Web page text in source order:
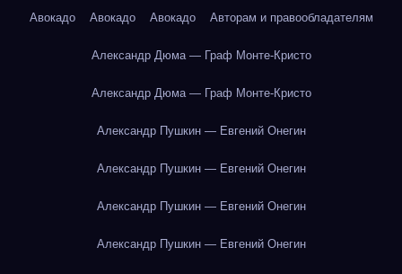
Авокадо Авокадо Авокадо Авторам и правообладателям
Александр Дюма — Граф Монте-Кристо
Александр Дюма — Граф Монте-Кристо
Александр Пушкин — Евгений Онегин
Александр Пушкин — Евгений Онегин
Александр Пушкин — Евгений Онегин
Александр Пушкин — Евгений Онегин